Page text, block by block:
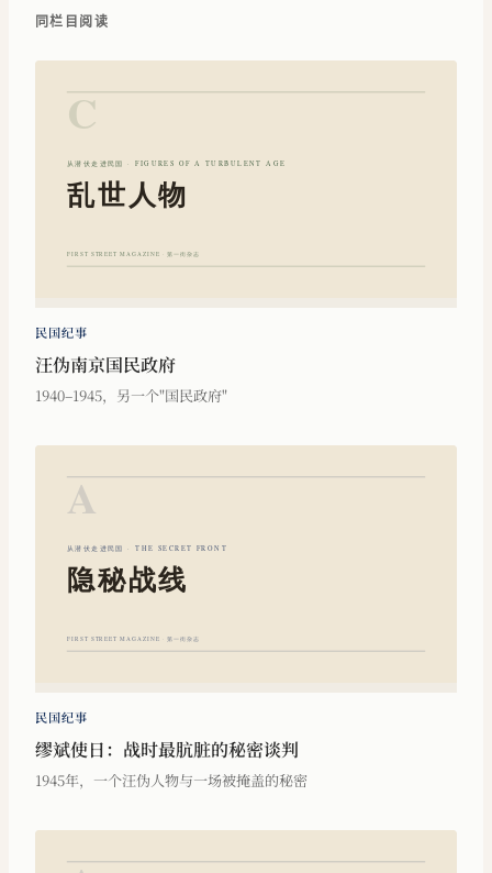
同栏目阅读
民国纪事
汪伪南京国民政府
1940–1945，另一个"国民政府"
民国纪事
缪斌使日：战时最肮脏的秘密谈判
1945年，一个汪伪人物与一场被掩盖的秘密